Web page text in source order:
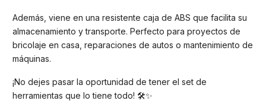
Además, viene en una resistente caja de ABS que facilita su
almacenamiento y transporte. Perfecto para proyectos de
bricolaje en casa, reparaciones de autos o mantenimiento de
máquinas.
¡No dejes pasar la oportunidad de tener el set de
herramientas que lo tiene todo! 🛠️✨